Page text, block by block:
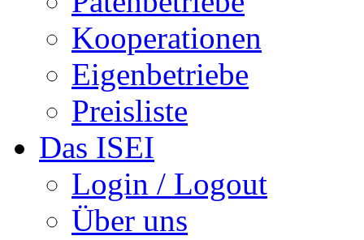
Kooperationen
Eigenbetriebe
Preisliste
Das ISEI
Login / Logout
Über uns